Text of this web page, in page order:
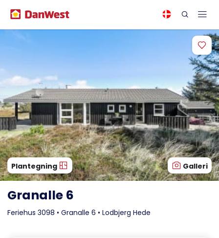
Plantegning Galleri
Granalle 6
Feriehus 3098 • Granalle 6 • Lodbjerg Hede